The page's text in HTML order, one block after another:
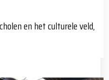
en het culturele veld,